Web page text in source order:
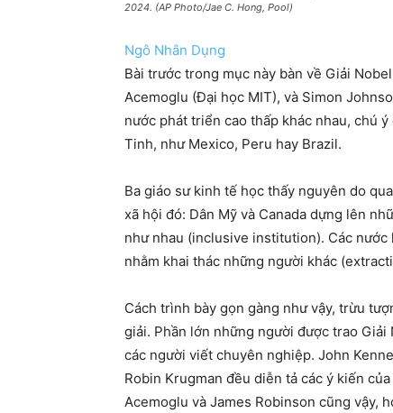
2024. (AP Photo/Jae C. Hong, Pool)
Ngô Nhân Dụng
Bài trước trong mục này bàn về Giải
Acemoglu (Đại học MIT), và Simon
nước phát triển cao thấp khác nhau, chú
Tinh, như Mexico, Peru hay Brazil.
Ba giáo sư kinh tế học thấy nguyên do
xã hội đó: Dân Mỹ và Canada dựng lên
như nhau (inclusive institution). Các
nhằm khai thác những người khác
Cách trình bày gọn gàng như vậy, trừu
giải. Phần lớn những người được trao
các người viết chuyên nghiệp. John
Robin Krugman đều diễn tả các ý kiến
Acemoglu và James Robinson cũng vậy,